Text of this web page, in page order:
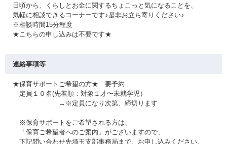
日頃から、くらしとお金に関するちょこっと気になることを、
気軽に相談できるコーナーです♪是非お立ち寄りください♪
※相談時間15分程度
★こちらの申し込みは不要です★
連絡事項等
★保育サポートご希望の方★ 要予約
定員１０名(先着順：対象１才〜未就学児）
→※定員になり次第、締切ります
※保育サポートをご希望される方は、
「保育ご希望者へのご案内」がございますので、
下記問い合わせ先埼玉支部事務局まで、お申し込みください。